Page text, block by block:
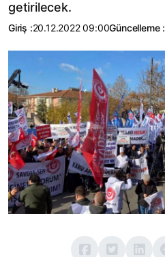
getirilecek.
Giriş :20.12.2022 09:00Güncelleme :